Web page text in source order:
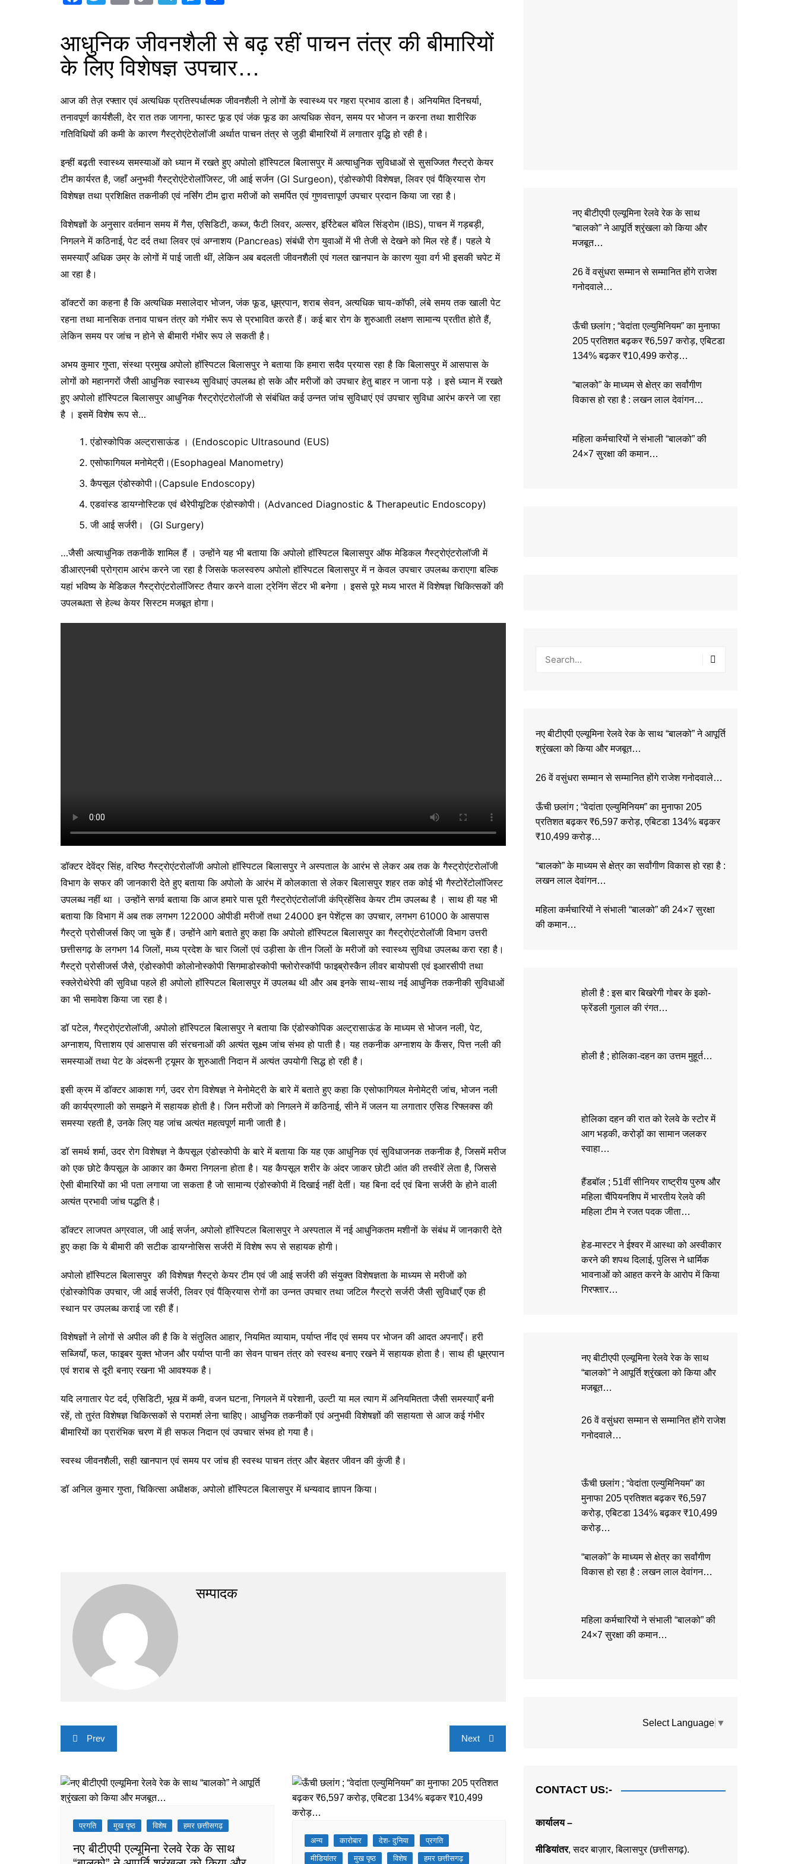
c
e
b
o
o
k
itt
er
ai
l
p
y
Li
n
k
e
gr
a
m
s
s
e
n
g
er
ar
e
आधुनिक जीवनशैली से बढ़ रहीं पाचन तंत्र की बीमारियों
के लिए विशेषज्ञ उपचार…
आज की तेज़ रफ्तार एवं अत्यधिक प्रतिस्पर्धात्मक जीवनशैली ने लोगों के स्वास्थ्य पर गहरा प्रभाव डाला है। अनियमित दिनचर्या,
तनावपूर्ण कार्यशैली, देर रात तक जागना, फास्ट फूड एवं जंक फूड का अत्यधिक सेवन, समय पर भोजन न करना तथा शारीरिक
गतिविधियों की कमी के कारण गैस्ट्रोएंटेरोलॉजी अर्थात पाचन तंत्र से जुड़ी बीमारियों में लगातार वृद्धि हो रही है।
इन्हीं बढ़ती स्वास्थ्य समस्याओं को ध्यान में रखते हुए अपोलो हॉस्पिटल बिलासपुर में अत्याधुनिक सुविधाओं से सुसज्जित गैस्ट्रो केयर
टीम कार्यरत है, जहाँ अनुभवी गैस्ट्रोएंटेरोलॉजिस्ट, जी आई सर्जन (GI Surgeon), एंडोस्कोपी विशेषज्ञ, लिवर एवं पैंक्रियास रोग
विशेषज्ञ तथा प्रशिक्षित तकनीकी एवं नर्सिंग टीम द्वारा मरीजों को समर्पित एवं गुणवत्तापूर्ण उपचार प्रदान किया जा रहा है।
विशेषज्ञों के अनुसार वर्तमान समय में गैस, एसिडिटी, कब्ज, फैटी लिवर, अल्सर, इर्रिटेबल बॉवेल सिंड्रोम (IBS), पाचन में गड़बड़ी,
निगलने में कठिनाई, पेट दर्द तथा लिवर एवं अग्नाशय (Pancreas) संबंधी रोग युवाओं में भी तेजी से देखने को मिल रहे हैं। पहले ये
समस्याएँ अधिक उम्र के लोगों में पाई जाती थीं, लेकिन अब बदलती जीवनशैली एवं गलत खानपान के कारण युवा वर्ग भी इसकी चपेट में
आ रहा है।
डॉक्टरों का कहना है कि अत्यधिक मसालेदार भोजन, जंक फूड, धूम्रपान, शराब सेवन, अत्यधिक चाय-कॉफी, लंबे समय तक खाली पेट
रहना तथा मानसिक तनाव पाचन तंत्र को गंभीर रूप से प्रभावित करते हैं। कई बार रोग के शुरुआती लक्षण सामान्य प्रतीत होते हैं,
लेकिन समय पर जांच न होने से बीमारी गंभीर रूप ले सकती है।
अभय कुमार गुप्ता, संस्था प्रमुख अपोलो हॉस्पिटल बिलासपुर ने बताया कि हमारा सदैव प्रयास रहा है कि बिलासपुर में आसपास के
लोगों को महानगरों जैसी आधुनिक स्वास्थ्य सुविधाएं उपलब्ध हो सके और मरीजों को उपचार हेतु बाहर न जाना पड़े । इसे ध्यान में रखते
हुए अपोलो हॉस्पिटल बिलासपुर आधुनिक गैस्ट्रोएंटरोलॉजी से संबंधित कई उन्नत जांच सुविधाएं एवं उपचार सुविधा आरंभ करने जा रहा
है । इसमें विशेष रूप से…
एंडोस्कोपिक अल्ट्रासाऊंड । (Endoscopic Ultrasound (EUS)
एसोफागियल मनोमेट्री।(Esophageal Manometry)
कैपसूल एंडोस्कोपी।(Capsule Endoscopy)
एडवांस्ड डायग्नोस्टिक एवं थैरेपीयूटिक एंडोस्कोपी। (Advanced Diagnostic & Therapeutic Endoscopy)
जी आई सर्जरी। (GI Surgery)
…जैसी अत्याधुनिक तकनीकें शामिल हैं । उन्होंने यह भी बताया कि अपोलो हॉस्पिटल बिलासपुर ऑफ मेडिकल गैस्ट्रोएंटरोलॉजी में
डीआरएनबी प्रोग्राम आरंभ करने जा रहा है जिसके फलस्वरुप अपोलो हॉस्पिटल बिलासपुर में न केवल उपचार उपलब्ध कराएगा बल्कि
यहां भविष्य के मेडिकल गैस्ट्रोएंटरोलॉजिस्ट तैयार करने वाला ट्रेनिंग सेंटर भी बनेगा । इससे पूरे मध्य भारत में विशेषज्ञ चिकित्सकों की
उपलब्धता से हेल्थ केयर सिस्टम मजबूत होगा।
डॉक्टर देवेंद्र सिंह, वरिष्ठ गैस्ट्रोएंटरोलॉजी अपोलो हॉस्पिटल बिलासपुर ने अस्पताल के आरंभ से लेकर अब तक के गैस्ट्रोएंटरोलॉजी
विभाग के सफर की जानकारी देते हुए बताया कि अपोलो के आरंभ में कोलकाता से लेकर बिलासपुर शहर तक कोई भी गैस्टोरेंटोलॉजिस्ट
उपलब्ध नहीं था । उन्होंने सगर्व बताया कि आज हमारे पास पूरी गैस्ट्रोएंटरोलॉजी कंप्रिहेंसिव केयर टीम उपलब्ध है । साथ ही यह भी
बताया कि विभाग में अब तक लगभग 122000 ओपीडी मरीजों तथा 24000 इन पेशेंट्स का उपचार, लगभग 61000 के आसपास
गैस्ट्रो प्रोसीजर्स किए जा चुके हैं। उन्होंने आगे बताते हुए कहा कि अपोलो हॉस्पिटल बिलासपुर का गैस्ट्रोएंटरोलॉजी विभाग उत्तरी
छत्तीसगढ़ के लगभग 14 जिलों, मध्य प्रदेश के चार जिलों एवं उड़ीसा के तीन जिलों के मरीजों को स्वास्थ्य सुविधा उपलब्ध करा रहा है।
गैस्ट्रो प्रोसीजर्स जैसे, एंडोस्कोपी कोलोनोस्कोपी सिगमाडोस्कोपी फ्लोरोस्कॉपी फाइब्रोस्कैन लीवर बायोपसी एवं इआरसीपी तथा
स्क्लेरोथेरेपी की सुविधा पहले ही अपोलो हॉस्पिटल बिलासपुर में उपलब्ध थी और अब इनके साथ-साथ नई आधुनिक तकनीकी सुविधाओं
का भी समावेश किया जा रहा है।
डॉ पटेल, गैस्ट्रोएंटरोलॉजी, अपोलो हॉस्पिटल बिलासपुर ने बताया कि एंडोस्कोपिक अल्ट्रासाऊंड के माध्यम से भोजन नली, पेट,
अग्नाशय, पित्ताशय एवं आसपास की संरचनाओं की अत्यंत सूक्ष्म जांच संभव हो पाती है। यह तकनीक अग्नाशय के कैंसर, पित्त नली की
समस्याओं तथा पेट के अंदरूनी ट्यूमर के शुरुआती निदान में अत्यंत उपयोगी सिद्ध हो रही है।
इसी क्रम में डॉक्टर आकाश गर्ग, उदर रोग विशेषज्ञ ने मेनोमेट्री के बारे में बताते हुए कहा कि एसोफागियल मेनोमेट्री जांच, भोजन नली
की कार्यप्रणाली को समझने में सहायक होती है। जिन मरीजों को निगलने में कठिनाई, सीने में जलन या लगातार एसिड रिफ्लक्स की
समस्या रहती है, उनके लिए यह जांच अत्यंत महत्वपूर्ण मानी जाती है।
डॉ समर्थ शर्मा, उदर रोग विशेषज्ञ ने कैपसूल एंडोस्कोपी के बारे में बताया कि यह एक आधुनिक एवं सुविधाजनक तकनीक है, जिसमें मरीज
को एक छोटे कैपसूल के आकार का कैमरा निगलना होता है। यह कैपसूल शरीर के अंदर जाकर छोटी आंत की तस्वीरें लेता है, जिससे
ऐसी बीमारियों का भी पता लगाया जा सकता है जो सामान्य एंडोस्कोपी में दिखाई नहीं देतीं। यह बिना दर्द एवं बिना सर्जरी के होने वाली
अत्यंत प्रभावी जांच पद्धति है।
डॉक्टर लाजपत अग्रवाल, जी आई सर्जन, अपोलो हॉस्पिटल बिलासपुर ने अस्पताल में नई आधुनिकतम मशीनों के संबंध में जानकारी देते
हुए कहा कि ये बीमारी की सटीक डायग्नोसिस सर्जरी में विशेष रूप से सहायक होगी।
अपोलो हॉस्पिटल बिलासपुर की विशेषज्ञ गैस्ट्रो केयर टीम एवं जी आई सर्जरी की संयुक्त विशेषज्ञता के माध्यम से मरीजों को
एंडोस्कोपिक उपचार, जी आई सर्जरी, लिवर एवं पैंक्रियास रोगों का उन्नत उपचार तथा जटिल गैस्ट्रो सर्जरी जैसी सुविधाएँ एक ही
स्थान पर उपलब्ध कराई जा रही हैं।
विशेषज्ञों ने लोगों से अपील की है कि वे संतुलित आहार, नियमित व्यायाम, पर्याप्त नींद एवं समय पर भोजन की आदत अपनाएँ। हरी
सब्जियाँ, फल, फाइबर युक्त भोजन और पर्याप्त पानी का सेवन पाचन तंत्र को स्वस्थ बनाए रखने में सहायक होता है। साथ ही धूम्रपान
एवं शराब से दूरी बनाए रखना भी आवश्यक है।
यदि लगातार पेट दर्द, एसिडिटी, भूख में कमी, वजन घटना, निगलने में परेशानी, उल्टी या मल त्याग में अनियमितता जैसी समस्याएँ बनी
रहें, तो तुरंत विशेषज्ञ चिकित्सकों से परामर्श लेना चाहिए। आधुनिक तकनीकों एवं अनुभवी विशेषज्ञों की सहायता से आज कई गंभीर
बीमारियों का प्रारंभिक चरण में ही सफल निदान एवं उपचार संभव हो गया है।
स्वस्थ जीवनशैली, सही खानपान एवं समय पर जांच ही स्वस्थ पाचन तंत्र और बेहतर जीवन की कुंजी है।
डॉ अनिल कुमार गुप्ता, चिकित्सा अधीक्षक, अपोलो हॉस्पिटल बिलासपुर में धन्यवाद ज्ञापन किया।
सम्पादक
Post
navigation
Prev Next
प्रगति मुख पृष्ठ विशेष हमर छत्तीसगढ़
नए बीटीएपी एल्यूमिना रेलवे रेक के साथ
अन्य कारोबार देश- दुनिया
प्रगति
मीडियांतर
मुख पृष्ठ विशेष हमर छत्तीसगढ़
नए बीटीएपी एल्यूमिना रेलवे रेक के साथ
“बालको” ने आपूर्ति श्रृंखला को किया और
मजबूत…
26 वें वसुंधरा सम्मान से सम्मानित होंगे राजेश
गनोदवाले…
ऊँची छलांग ; “वेदांता एल्युमिनियम” का मुनाफा
205 प्रतिशत बढ़कर ₹6,597 करोड़, एबिटडा
134% बढ़कर ₹10,499 करोड़…
“बालको” के माध्यम से क्षेत्र का सर्वांगीण
विकास हो रहा है : लखन लाल देवांगन…
महिला कर्मचारियों ने संभाली “बालको” की
24×7 सुरक्षा की कमान…
नए बीटीएपी एल्यूमिना रेलवे रेक के साथ “बालको” ने आपूर्ति
श्रृंखला को किया और मजबूत…
26 वें वसुंधरा सम्मान से सम्मानित होंगे राजेश गनोदवाले…
ऊँची छलांग ; “वेदांता एल्युमिनियम” का मुनाफा 205
प्रतिशत बढ़कर ₹6,597 करोड़, एबिटडा 134% बढ़कर
₹10,499 करोड़…
“बालको” के माध्यम से क्षेत्र का सर्वांगीण विकास हो रहा है :
लखन लाल देवांगन…
महिला कर्मचारियों ने संभाली “बालको” की 24×7 सुरक्षा
की कमान…
होली है : इस बार बिखरेगी गोबर के इको-
फ्रेंडली गुलाल की रंगत…
होली है ; होलिका-दहन का उत्तम मुहूर्त…
होलिका दहन की रात को रेलवे के स्टोर में
आग भड़की, करोड़ों का सामान जलकर
स्वाहा…
हैंडबॉल ; 51वीं सीनियर राष्ट्रीय पुरुष और
महिला चैंपियनशिप में भारतीय रेलवे की
महिला टीम ने रजत पदक जीता…
हेड-मास्टर ने ईश्वर में आस्था को अस्वीकार
करने की शपथ दिलाई, पुलिस ने धार्मिक
भावनाओं को आहत करने के आरोप में किया
गिरफ्तार…
नए बीटीएपी एल्यूमिना रेलवे रेक के साथ
“बालको” ने आपूर्ति श्रृंखला को किया और
मजबूत…
26 वें वसुंधरा सम्मान से सम्मानित होंगे राजेश
गनोदवाले…
ऊँची छलांग ; “वेदांता एल्युमिनियम” का
मुनाफा 205 प्रतिशत बढ़कर ₹6,597
करोड़, एबिटडा 134% बढ़कर ₹10,499
करोड़…
“बालको” के माध्यम से क्षेत्र का सर्वांगीण
विकास हो रहा है : लखन लाल देवांगन…
महिला कर्मचारियों ने संभाली “बालको” की
24×7 सुरक्षा की कमान…
Select Language ▼
CONTACT US:-
कार्यालय –
मीडियांतर,सदर बाज़ार,बिलासपुर (छत्तीसगढ़).